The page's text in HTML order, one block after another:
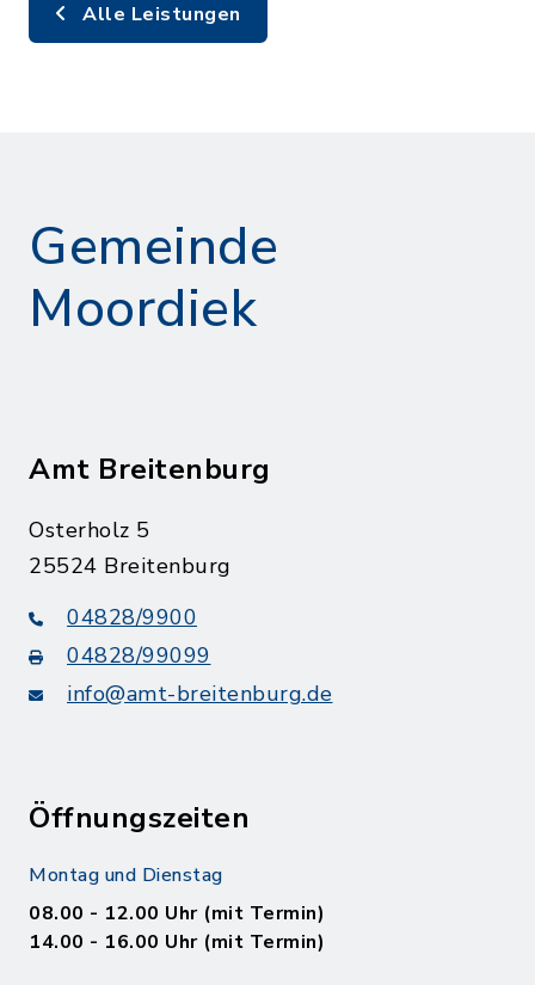
Alle Leistungen
Gemeinde
Moordiek
Amt Breitenburg
Osterholz 5
25524 Breitenburg
04828/9900
04828/99099
info@amt-breitenburg.de
Öffnungszeiten
Montag und Dienstag
08.00 - 12.00 Uhr (mit Termin)
14.00 - 16.00 Uhr (mit Termin)